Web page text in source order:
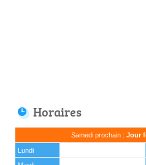
Horaires
Samedi prochain : Jour
Lundi